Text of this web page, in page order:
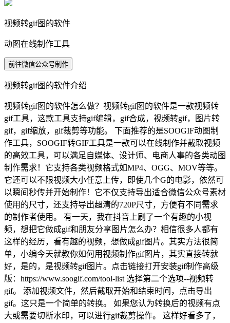
视频转gif图的软件
动图在线制作工具
前往微信公众号制作
视频转gif图的软件介绍
视频转gif图的软件怎么做？视频转gif图的软件是一款视频转
gif工具，这款工具支持gif编辑，gif合成，视频转gif，图片转
gif，gif缩放，gif裁剪等功能。 下面推荐的是SOOGIF动图制
作工具，SOOGIF转GIF工具是一款可以在线制作并截取视频
的高效工具，可以满足自媒体、设计师、电商人事的各类动图
制作需求！它支持各类视频格式如MP4、OGG、MOV等等。
它还可以不限视频大小任意上传，即使几个G的电影，依然可
以瞬间秒传并开始制作！它不仅支持导出适合微信公众号素材
使用的尺寸，还支持导出超清的720P尺寸，方便有不同需求
的制作者使用。 有一天，我在抖音上刷了一个有趣的小视
频，想把它做成gif和朋友分享图片怎么办？相信很多人都有
这样的经历，看有趣的视频，想做成gif图片。其实方法很简
单，小编今天就教你如何用视频制作gif图片，其实直接转就
好，是的，是视频转gif图片。点击链接打开安装gif制作高级
版：https://www.soogif.com/tool-list 选择第二个选项--视频转
gif。 添加视频文件，然后截取开始和结束时间，点击导出
gif。这只是一个简单的转换。 如果您认为转换后的视频有点
大或需要切断水印，可以进行gif裁剪操作。 这样好看多了，